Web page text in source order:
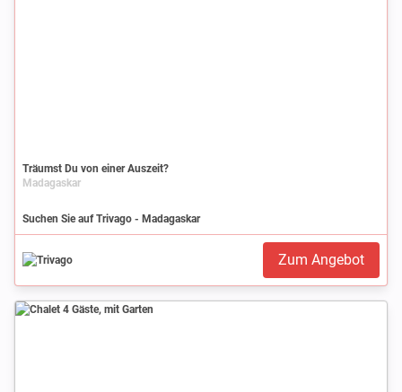
Träumst Du von einer Auszeit?
Madagaskar
Suchen Sie auf Trivago - Madagaskar
Zum Angebot